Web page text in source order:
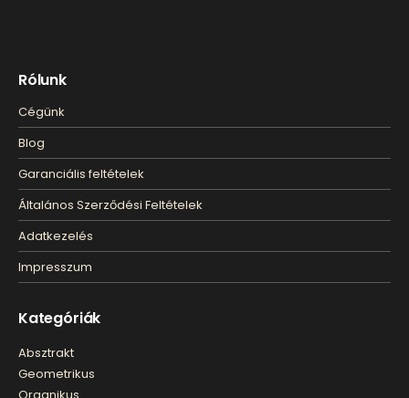
Rólunk
Cégünk
Blog
Garanciális feltételek
Általános Szerződési Feltételek
Adatkezelés
Impresszum
Kategóriák
Absztrakt
Geometrikus